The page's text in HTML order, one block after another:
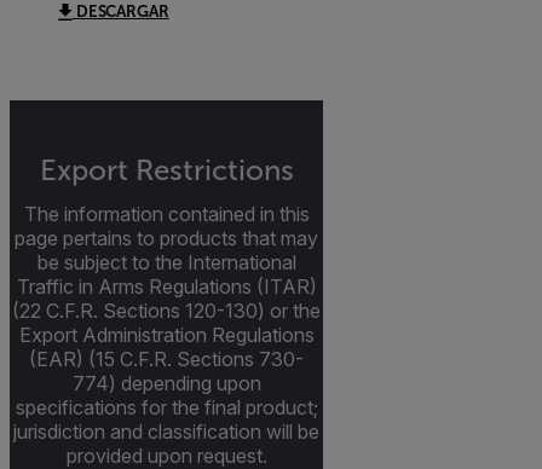
DESCARGAR
Export Restrictions
The information contained in this
page pertains to products that may
be subject to the International
Traffic in Arms Regulations (ITAR)
(22 C.F.R. Sections 120-130) or the
Export Administration Regulations
(EAR) (15 C.F.R. Sections 730-
774) depending upon
specifications for the final product;
jurisdiction and classification will be
provided upon request.